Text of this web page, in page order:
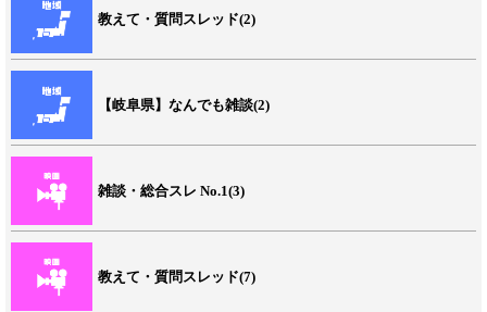
教えて・質問スレッド(2)
【岐阜県】なんでも雑談(2)
雑談・総合スレ No.1(3)
教えて・質問スレッド(7)